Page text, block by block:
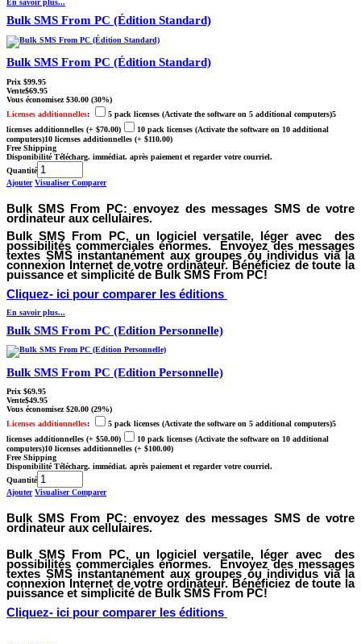
En savoir plus...
Bulk SMS From PC (Édition Standard)
Bulk SMS From PC (Édition Standard)
Prix $99.95
Vente$69.95
Vous économisez$30.00 (30%)
Licenses additionnelles:
5 pack licenses (Activate the software on 5 additional computers)5
licenses additionnelles (+ $70.00)
10 pack licenses (Activate the software on 10 additional
computers)10 licenses additionnelles (+ $110.00)
Free Shipping
DisponibilitéTélécharg. immédiat. après paiement et regarder votre courriel.
Quantité
Ajouter VisualiserComparer
Bulk SMS From PC: envoyez des messages SMS de votre
ordinateur aux cellulaires.
Bulk SMS From PC, un logiciel versatile, léger avec des
possibilités commerciales énormes. Envoyez des messages
textes SMS instantanément aux groupes ou individus via la
connexion Internet de votre ordinateur. Bénéficiez de toute la
puissance et simplicité de Bulk SMS From PC!
Cliquez- ici pour comparer les éditions
En savoir plus...
Bulk SMS From PC (Edition Personnelle)
Bulk SMS From PC (Edition Personnelle)
Prix $69.95
Vente$49.95
Vous économisez$20.00 (29%)
Licenses additionnelles:
5 pack licenses (Activate the software on 5 additional computers)5
licenses additionnelles (+ $50.00)
10 pack licenses (Activate the software on 10 additional
computers)10 licenses additionnelles (+ $100.00)
Free Shipping
DisponibilitéTélécharg. immédiat. après paiement et regarder votre courriel.
Quantité
Ajouter VisualiserComparer
Bulk SMS From PC: envoyez des messages SMS de votre
ordinateur aux cellulaires.
Bulk SMS From PC, un logiciel versatile, léger avec des
possibilités commerciales énormes. Envoyez des messages
textes SMS instantanément aux groupes ou individus via la
connexion Internet de votre ordinateur. Bénéficiez de toute la
puissance et simplicité de Bulk SMS From PC!
Cliquez- ici pour comparer les éditions